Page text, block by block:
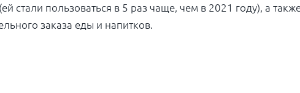
стали пользоваться в 5 раз чаще, чем в 2021 году), а
заказа еды и напитков.